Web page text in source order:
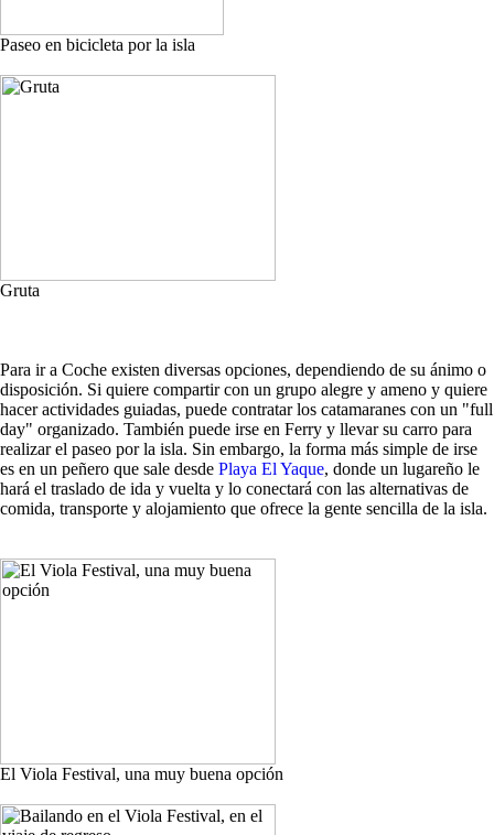
Paseo en bicicleta por la isla
Gruta
Para ir a Coche existen diversas opciones, dependiendo de su ánimo o
disposición. Si quiere compartir con un grupo alegre y ameno y quiere
hacer actividades guiadas, puede contratar los catamaranes con un "full
day" organizado. También puede irse en Ferry y llevar su carro para
realizar el paseo por la isla. Sin embargo, la forma más simple de irse
es en un peñero que sale desde Playa El Yaque, donde un lugareño le
hará el traslado de ida y vuelta y lo conectará con las alternativas de
comida, transporte y alojamiento que ofrece la gente sencilla de la isla.
El Viola Festival, una muy buena opción